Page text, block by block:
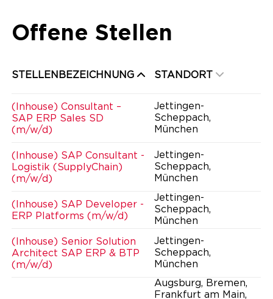
Offene Stellen
STELLENBEZEICHNUNG STANDORT
(Inhouse) Consultant –
SAP ERP Sales SD
(m/w/d)
Jettingen-
Scheppach,
München
(Inhouse) SAP Consultant -
Logistik (SupplyChain)
(m/w/d)
Jettingen-
Scheppach,
München
(Inhouse) SAP Developer -
ERP Platforms (m/w/d)
Jettingen-
Scheppach,
München
(Inhouse) Senior Solution
Architect SAP ERP & BTP
(m/w/d)
Jettingen-
Scheppach,
München
Augsburg, Bremen,
Frankfurt am Main,